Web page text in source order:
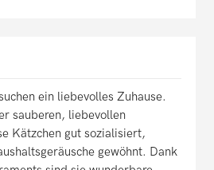
ein liebevolles Zuhause.
sauberen, liebevollen
Kätzchen gut sozialisiert,
gewöhnt. Dank